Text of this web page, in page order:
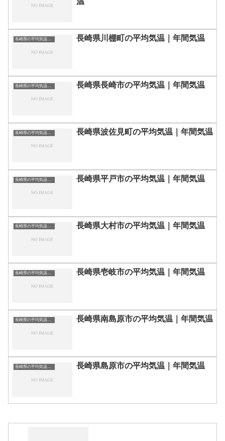
長崎県の平均気温まとめ 長崎県川棚町の平均気温｜年間気温
長崎県の平均気温まとめ 長崎県長崎市の平均気温｜年間気温
長崎県波佐見町の平均気温｜年間気温
長崎県平戸市の平均気温｜年間気温
長崎県の平均気温まとめ 長崎県大村市の平均気温｜年間気温
長崎県の平均気温まとめ 長崎県壱岐市の平均気温｜年間気温
長崎県の平均気温まとめ 長崎県南島原市の平均気温｜年間気温
長崎県の平均気温まとめ 長崎県島原市の平均気温｜年間気温